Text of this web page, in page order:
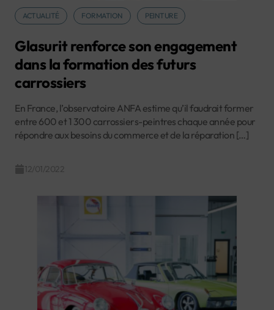
ACTUALITÉ FORMATION PEINTURE
Glasurit renforce son engagement
dans la formation des futurs
carrossiers
En France, l’observatoire ANFA estime qu’il faudrait former
entre 600 et 1 300 carrossiers-peintres chaque année pour
répondre aux besoins du commerce et de la réparation […]